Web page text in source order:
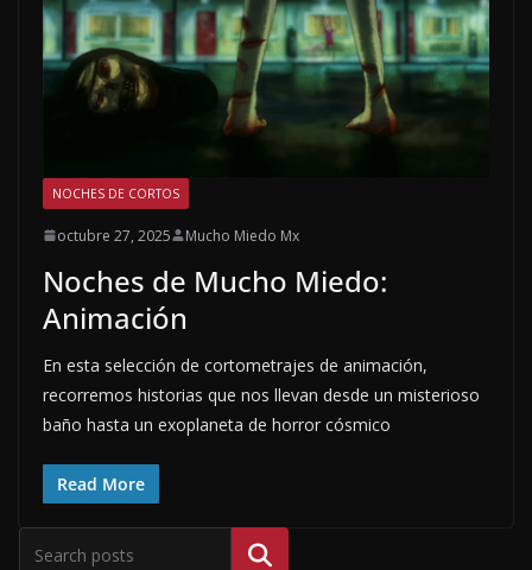
NOCHES DE CORTOS
octubre 27, 2025 Mucho Miedo Mx
Noches de Mucho Miedo:
Animación
En esta selección de cortometrajes de animación,
recorremos historias que nos llevan desde un misterioso
baño hasta un exoplaneta de horror cósmico
Read More
Buscar